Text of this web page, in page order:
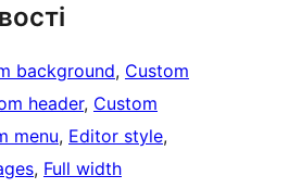
background, Custom
header, Custom
menu, Editor style
, Full width